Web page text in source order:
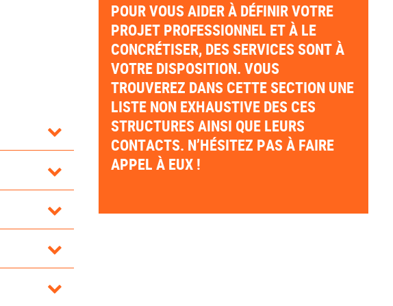
POUR VOUS AIDER À DÉFINIR VOTRE
PROJET PROFESSIONNEL ET À LE
CONCRÉTISER, DES SERVICES SONT À
VOTRE DISPOSITION. VOUS
TROUVEREZ DANS CETTE SECTION UNE
LISTE NON EXHAUSTIVE DES CES
STRUCTURES AINSI QUE LEURS
CONTACTS. N’HÉSITEZ PAS À FAIRE
APPEL À EUX !